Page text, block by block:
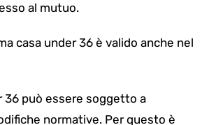
al mutuo.
casa under 36 è valido anche nel
36 può essere soggetto a
normative. Per questo è